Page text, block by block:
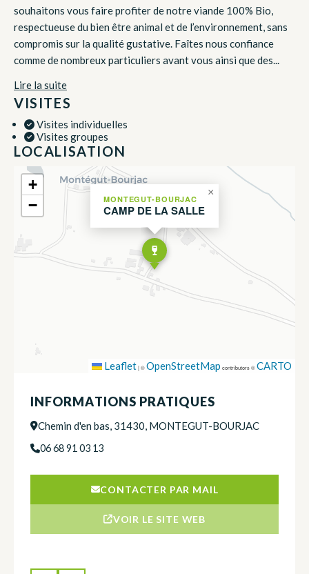
souhaitons vous faire profiter de notre viande 100% Bio,
respectueuse du bien être animal et de l’environnement, sans
compromis sur la qualité gustative. Faîtes nous confiance
comme de nombreux particuliers avant vous ainsi que des...
Lire la suite
VISITES
Visites individuelles
Visites groupes
LOCALISATION
MONTEGUT-BOURJAC
CAMP DE LA SALLE
×
+
−
Leaflet|©OpenStreetMap contributors ©CARTO
INFORMATIONS PRATIQUES
Chemin d'en bas, 31430, MONTEGUT-BOURJAC
06 68 91 03 13
CONTACTER PAR MAIL
VOIR LE SITE WEB